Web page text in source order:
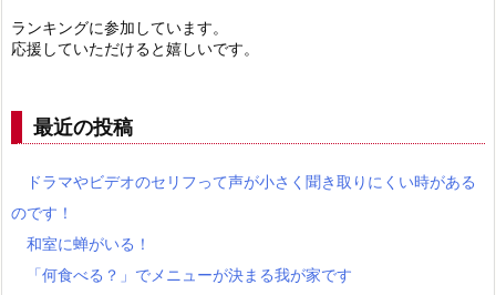
ランキングに参加しています。
応援していただけると嬉しいです。
最近の投稿
ドラマやビデオのセリフって声が小さく聞き取りにくい時がある
のです！
和室に蝉がいる！
「何食べる？」でメニューが決まる我が家です